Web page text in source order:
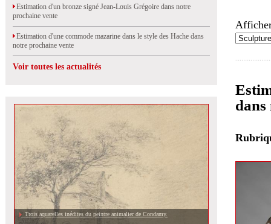
Estimation d'un bronze signé Jean-Louis Grégoire dans notre
prochaine vente
Estimation d'une commode mazarine dans le style des Hache dans
notre prochaine vente
Voir toutes les actualités
Trois aquarelles inédites du peintre animalier de Condamy.